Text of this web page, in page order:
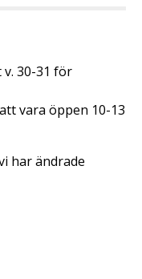
30-31 för
vara öppen 10-13
har ändrade